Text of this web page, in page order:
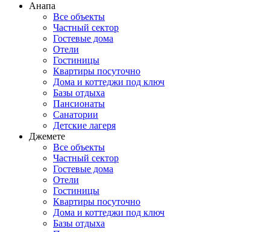
Анапа
Все объекты
Частный сектор
Гостевые дома
Отели
Гостиницы
Квартиры посуточно
Дома и коттеджи под ключ
Базы отдыха
Пансионаты
Санатории
Детские лагеря
Джемете
Все объекты
Частный сектор
Гостевые дома
Отели
Гостиницы
Квартиры посуточно
Дома и коттеджи под ключ
Базы отдыха